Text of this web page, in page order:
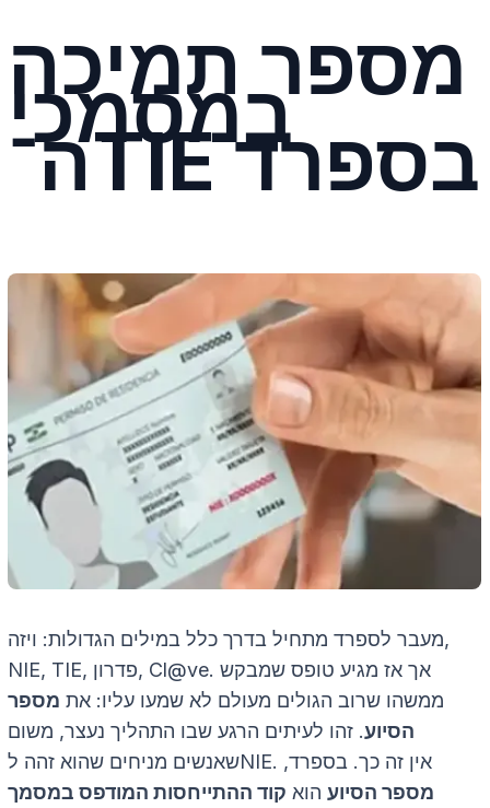
מספר תמיכה
במסמכי
ה־TIE בספרד
מעבר לספרד מתחיל בדרך כלל במילים הגדולות: ויזה,
NIE, TIE , פדרון, Cl@ve. אך אז מגיע טופס שמבקש
ממשהו שרוב הגולים מעולם לא שמעו עליו: את מספר
הסיוע. זהו לעיתים הרגע שבו התהליך נעצר, משום
שאנשים מניחים שהוא זהה לNIE . אין זה כך. בספרד,
מספר הסיוע הוא קוד ההתייחסות המודפס במסמך